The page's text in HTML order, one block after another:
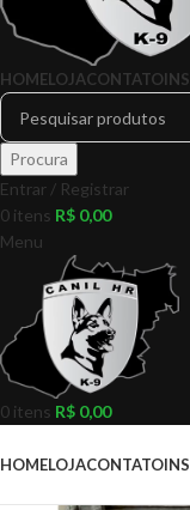
HOMELOJACONTATO
Procura
Entrar / Registrar
0 itens R$ 0,00
Menu
0 itens R$ 0,00
HOMELOJACONTATO